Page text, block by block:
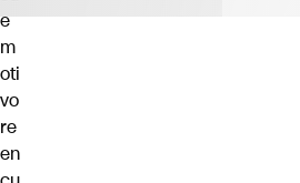
e
m
oti
vo
re
en